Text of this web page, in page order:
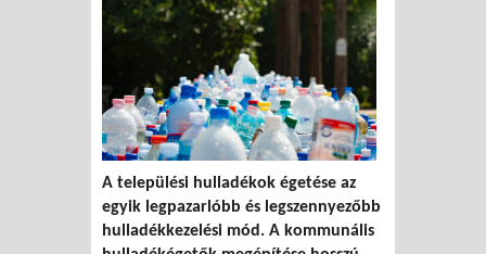
A települési hulladékok égetése az
egyik legpazarlóbb és legszennyezőbb
hulladékkezelési mód. A kommunális